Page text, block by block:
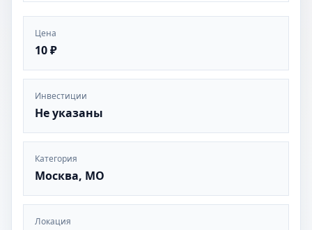
Цена
10 ₽
Инвестиции
Не указаны
Категория
Москва, МО
Локация